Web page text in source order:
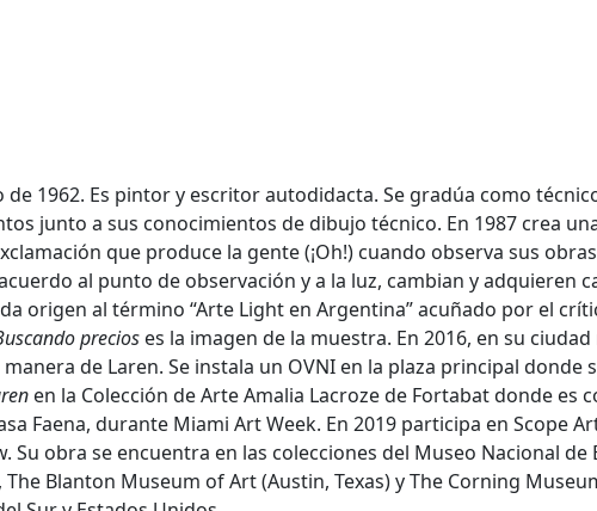
1962. Es pintor y escritor autodidacta. Se gradúa como
junto a sus conocimientos de dibujo técnico. En 1987 crea
que produce la gente (¡Oh!) cuando observa sus
al punto de observación y a la luz, cambian y adquieren
origen al término “Arte Light en Argentina” acuñado por el
precios es la imagen de la muestra. En 2016, en su
de Laren. Se instala un OVNI en la plaza principal
en la Colección de Arte Amalia Lacroze de Fortabat donde es
Faena, durante Miami Art Week. En 2019 participa en Scope
Su obra se encuentra en las colecciones del Museo Nacional de
Blanton Museum of Art (Austin, Texas) y The Corning